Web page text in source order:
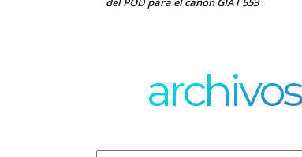
archivos
Archivos